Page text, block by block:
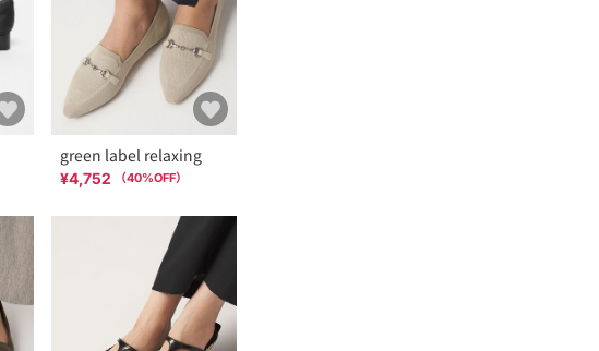
green label relaxing
¥4,752 （40%OFF）